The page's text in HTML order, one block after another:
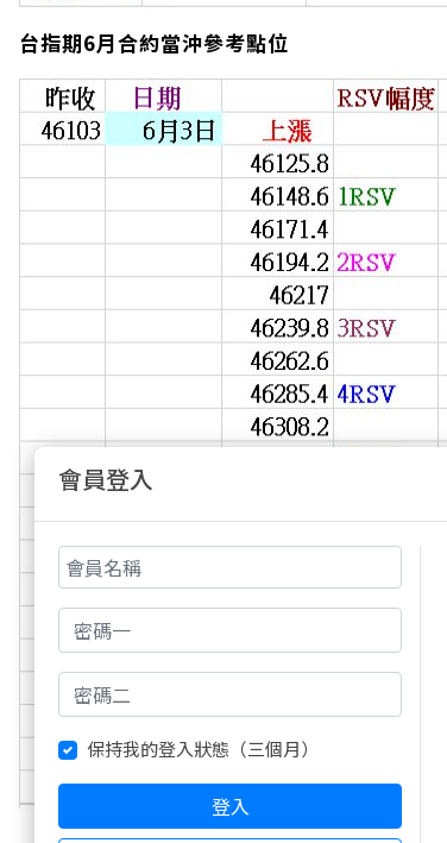
台指期6月合約當沖參考點位
會員登入
保持我的登入狀態（三個月）
登入